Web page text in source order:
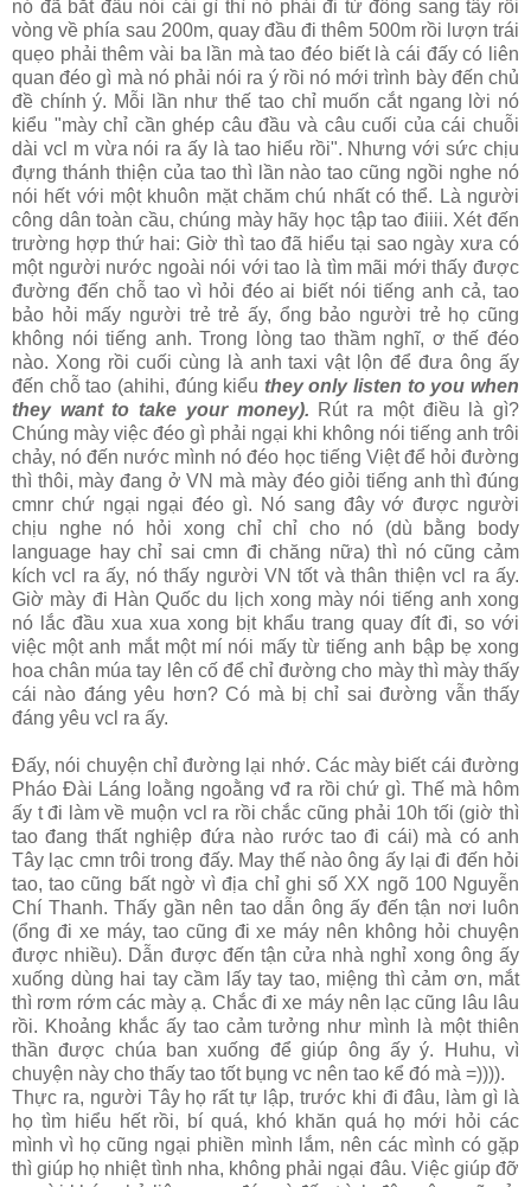
nó đã bắt đầu nói cái gì thì nó phải đi từ đông sang tây rồi
vòng về phía sau 200m, quay đầu đi thêm 500m rồi lượn trái
quẹo phải thêm vài ba lần mà tao đéo biết là cái đấy có liên
quan đéo gì mà nó phải nói ra ý rồi nó mới trình bày đến chủ
đề chính ý. Mỗi lần như thế tao chỉ muốn cắt ngang lời nó
kiểu "mày chỉ cần ghép câu đầu và câu cuối của cái chuỗi
dài vcl m vừa nói ra ấy là tao hiểu rồi". Nhưng với sức chịu
đựng thánh thiện của tao thì lần nào tao cũng ngồi nghe nó
nói hết với một khuôn mặt chăm chú nhất có thể. Là người
công dân toàn cầu, chúng mày hãy học tập tao điiii. Xét đến
trường hợp thứ hai: Giờ thì tao đã hiểu tại sao ngày xưa có
một người nước ngoài nói với tao là tìm mãi mới thấy được
đường đến chỗ tao vì hỏi đéo ai biết nói tiếng anh cả, tao
bảo hỏi mấy người trẻ trẻ ấy, ổng bảo người trẻ họ cũng
không nói tiếng anh. Trong lòng tao thầm nghĩ, ơ thế đéo
nào. Xong rồi cuối cùng là anh taxi vật lộn để đưa ông ấy
đến chỗ tao (ahihi, đúng kiểu theyonly listen to you when
they want to take your money). Rút ra một điều là gì?
Chúng mày việc đéo gì phải ngại khi không nói tiếng anh trôi
chảy, nó đến nước mình nó đéo học tiếng Việt để hỏi đường
thì thôi, mày đang ở VN mà mày đéo giỏi tiếng anh thì đúng
cmnr chứ ngại ngại đéo gì. Nó sang đây vớ được người
chịu nghe nó hỏi xong chỉ chỉ cho nó (dù bằng body
language hay chỉ sai cmn đi chăng nữa) thì nó cũng cảm
kích vcl ra ấy, nó thấy người VN tốt và thân thiện vcl ra ấy.
Giờ mày đi Hàn Quốc du lịch xong mày nói tiếng anh xong
nó lắc đầu xua xua xong bịt khẩu trang quay đít đi, so với
việc một anh mắt một mí nói mấy từ tiếng anh bập bẹ xong
hoa chân múa tay lên cố để chỉ đường cho mày thì mày thấy
cái nào đáng yêu hơn? Có mà bị chỉ sai đường vẫn thấy
đáng yêu vcl ra ấy.
Đấy, nói chuyện chỉ đường lại nhớ. Các mày biết cái đường
Pháo Đài Láng loằng ngoằng vđ ra rồi chứ gì. Thế mà hôm
ấy t đi làm về muộn vcl ra rồi chắc cũng phải 10h tối (giờ thì
tao đang thất nghiệp đứa nào rước tao đi cái) mà có anh
Tây lạc cmn trôi trong đấy. May thế nào ông ấy lại đi đến hỏi
tao, tao cũng bất ngờ vì địa chỉ ghi số XX ngõ 100 Nguyễn
Chí Thanh. Thấy gần nên tao dẫn ông ấy đến tận nơi luôn
(ổng đi xe máy, tao cũng đi xe máy nên không hỏi chuyện
được nhiều). Dẫn được đến tận cửa nhà nghỉ xong ông ấy
xuống dùng hai tay cầm lấy tay tao, miệng thì cảm ơn, mắt
thì rơm rớm các mày ạ. Chắc đi xe máy nên lạc cũng lâu lâu
rồi. Khoảng khắc ấy tao cảm tưởng như mình là một thiên
thần được chúa ban xuống để giúp ông ấy ý. Huhu, vì
chuyện này cho thấy tao tốt bụng vc nên tao kể đó mà =)))).
Thực ra, người Tây họ rất tự lập, trước khi đi đâu, làm gì là
họ tìm hiểu hết rồi, bí quá, khó khăn quá họ mới hỏi các
mình vì họ cũng ngại phiền mình lắm, nên các mình có gặp
thì giúp họ nhiệt tình nha, không phải ngại đâu. Việc giúp đỡ